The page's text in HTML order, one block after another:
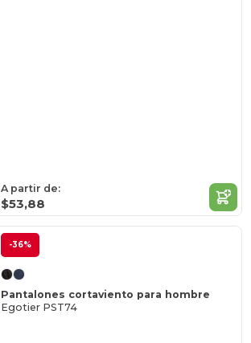
A partir de:
$53,88
-36%
Pantalones cortaviento para hombre
Egotier PST74